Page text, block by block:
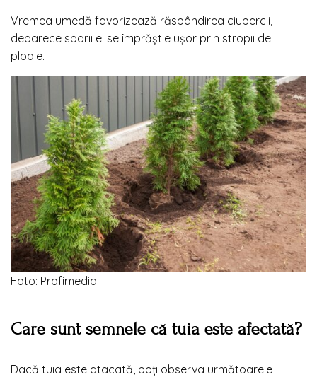
Vremea umedă favorizează răspândirea ciupercii,
deoarece sporii ei se împrăștie ușor prin stropii de
ploaie.
Foto: Profimedia
Care sunt semnele că tuia este afectată?
Dacă tuia este atacată, poți observa următoarele